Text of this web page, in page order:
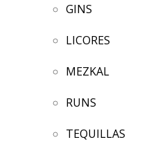
GINS
LICORES
MEZKAL
RUNS
TEQUILLAS